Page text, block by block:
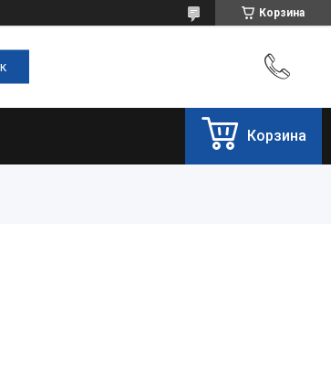
Корзина
Корзина